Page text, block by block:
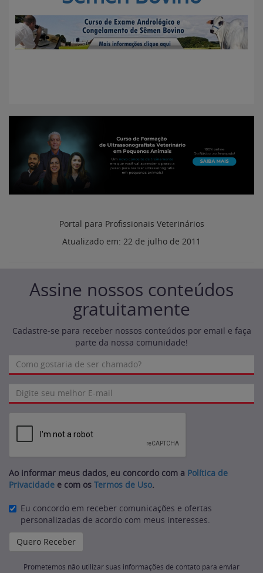
Portal para Profissionais Veterinários
Atualizado em: 22 de julho de 2011
Assine nossos conteúdos
gratuitamente
Cadastre-se para receber nossos conteúdos por email e faça
parte da nossa comunidade!
Ao informar meus dados, eu concordo com a Política de
Privacidade e com os Termos de Uso.
Eu concordo em receber comunicações e ofertas
personalizadas de acordo com meus interesses.
Prometemos não utilizar suas informações de contato para enviar